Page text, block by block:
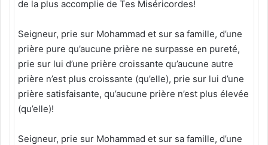
de la plus accomplie de Tes Miséricordes!
Seigneur, prie sur Mohammad et sur sa famille, d’une
prière pure qu’aucune prière ne surpasse en pureté,
prie sur lui d’une prière croissante qu’aucune autre
prière n’est plus croissante (qu’elle), prie sur lui d’une
prière satisfaisante, qu’aucune prière n’est plus élevée
(qu’elle)!
Seigneur, prie sur Mohammad et sur sa famille, d’une